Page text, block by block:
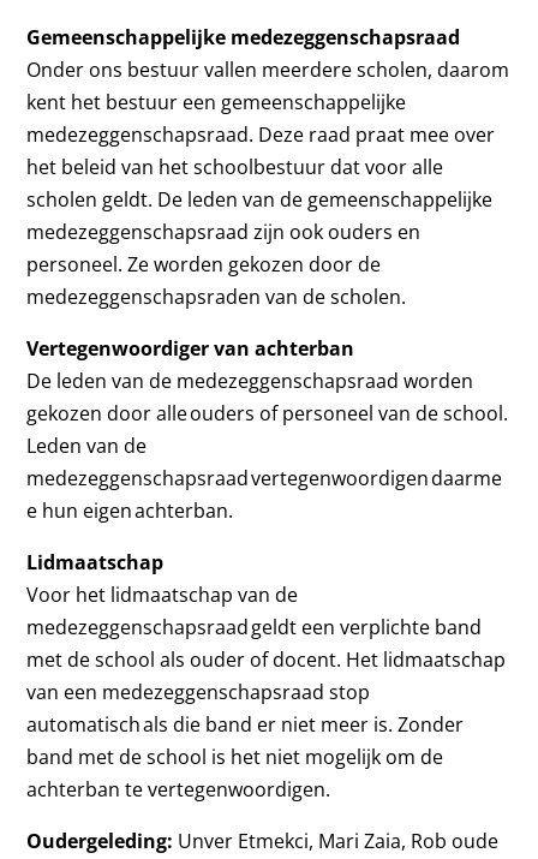
Gemeenschappelijke medezeggenschapsraad
Onder ons bestuur vallen meerdere scholen, daarom
kent het bestuur een gemeenschappelijke
medezeggenschapsraad. Deze raad praat mee over
het beleid van het schoolbestuur dat voor alle
scholen geldt. De leden van de gemeenschappelijke
medezeggenschapsraad zijn ook ouders en
personeel. Ze worden gekozen door de
medezeggenschapsraden van de scholen.
Vertegenwoordiger van achterban
De leden van de medezeggenschapsraad worden
gekozen door alle ouders of personeel van de school.
Leden van de
medezeggenschapsraad vertegenwoordigen daarme
e hun eigen achterban.
Lidmaatschap
Voor het lidmaatschap van de
medezeggenschapsraad geldt een verplichte band
met de school als ouder of docent. Het lidmaatschap
van een medezeggenschapsraad stop
automatisch als die band er niet meer is. Zonder
band met de school is het niet mogelijk om de
achterban te vertegenwoordigen.
Oudergeleding: Unver Etmekci, Mari Zaia, Rob oude